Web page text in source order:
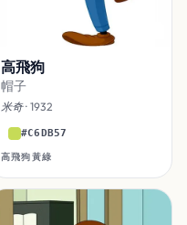
高飛狗
帽子
米奇· 1932
#C6DB57
高飛狗黃綠